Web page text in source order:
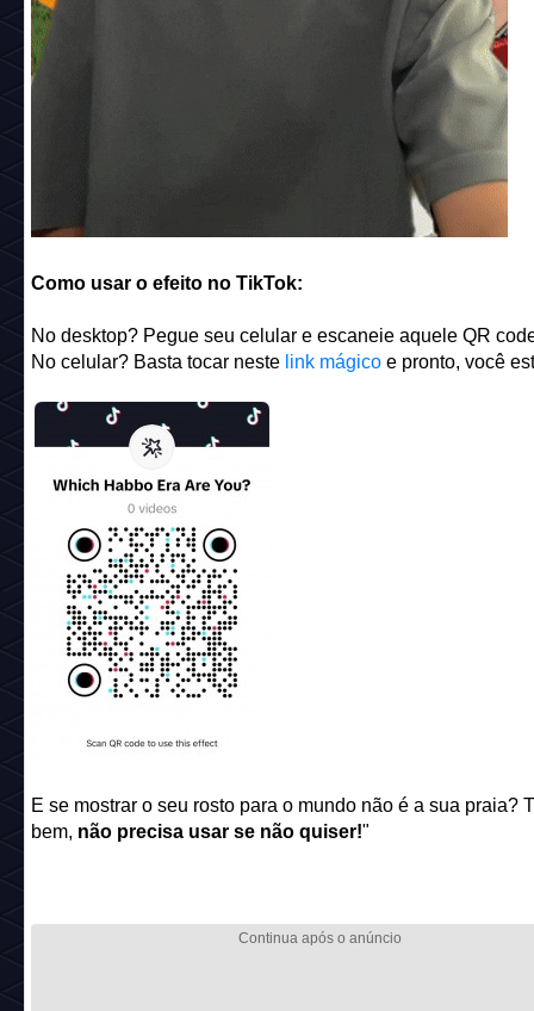
Como usar o efeito no TikTok:
No desktop? Pegue seu celular e escaneie aquele QR
No celular? Basta tocar neste link mágicoe pronto, você
E se mostrar o seu rosto para o mundo não é a sua praia?
bem, não precisa usar se não quiser!"